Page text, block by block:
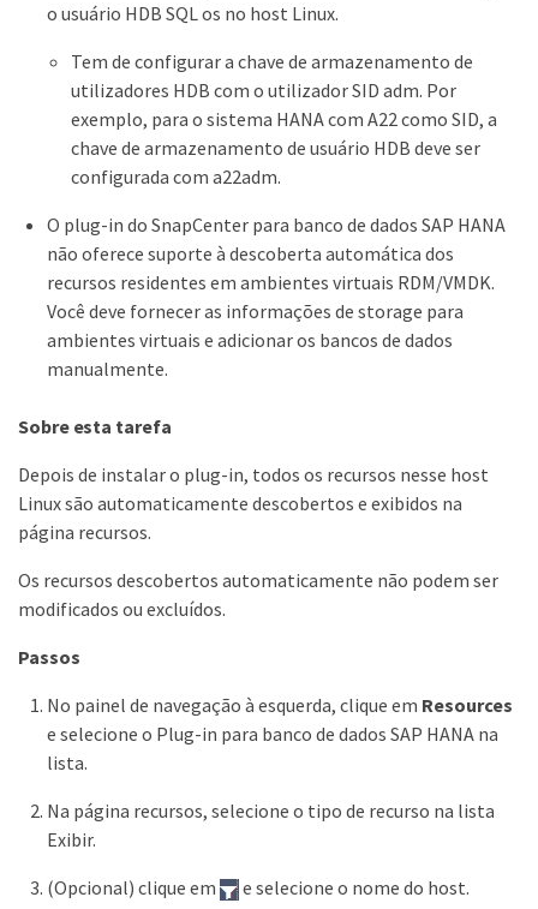
o usuário HDB SQL os no host Linux.
Tem de configurar a chave de armazenamento de
utilizadores HDB com o utilizador SID adm. Por
exemplo, para o sistema HANA com A22 como SID, a
chave de armazenamento de usuário HDB deve ser
configurada com a22adm.
O plug-in do SnapCenter para banco de dados SAP HANA
não oferece suporte à descoberta automática dos
recursos residentes em ambientes virtuais RDM/VMDK.
Você deve fornecer as informações de storage para
ambientes virtuais e adicionar os bancos de dados
manualmente.
Sobre esta tarefa
Depois de instalar o plug-in, todos os recursos nesse host
Linux são automaticamente descobertos e exibidos na
página recursos.
Os recursos descobertos automaticamente não podem ser
modificados ou excluídos.
Passos
No painel de navegação à esquerda, clique em Resources
e selecione o Plug-in para banco de dados SAP HANA na
lista.
Na página recursos, selecione o tipo de recurso na lista
Exibir.
(Opcional) clique em
e selecione o nome do host.